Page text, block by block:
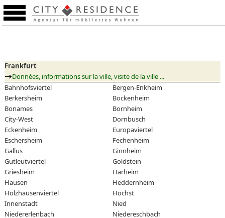
Aide - mémoire (0)
Frankfurt
Données, informations sur la ville, visite de la ville ...
Bahnhofsviertel
Bergen-Enkheim
Berkersheim
Bockenheim
Bonames
Bornheim
City-West
Dornbusch
Eckenheim
Europaviertel
Eschersheim
Fechenheim
Gallus
Ginnheim
Gutleutviertel
Goldstein
Griesheim
Harheim
Hausen
Heddernheim
Holzhausenviertel
Höchst
Innenstadt
Nied
Niedererlenbach
Niedereschbach